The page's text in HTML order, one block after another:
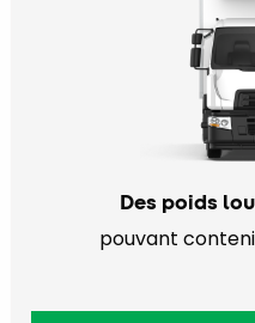
Des poids
pouvant